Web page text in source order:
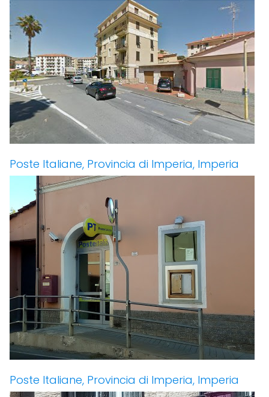
Poste Italiane, Provincia di Imperia, Imperia
Poste Italiane, Provincia di Imperia, Imperia